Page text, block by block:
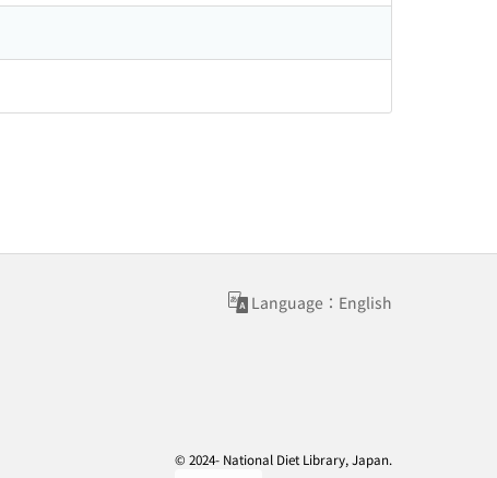
Language：English
© 2024- National Diet Library, Japan.